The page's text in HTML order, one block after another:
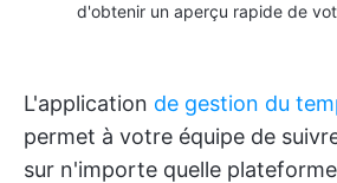
d'obtenir un aperçu rapide de
L'application de gestion du
permet à votre équipe de
sur n'importe quelle